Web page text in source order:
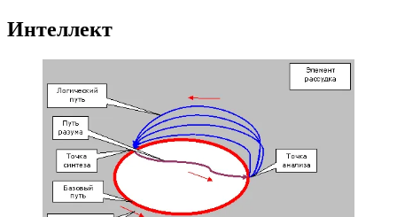
Интеллект